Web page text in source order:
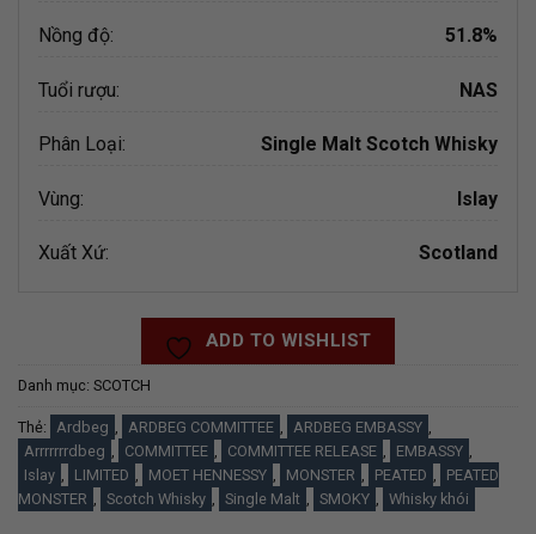
Nồng độ: 51.8%
Tuổi rượu: NAS
Phân Loại: Single Malt Scotch Whisky
Vùng: Islay
Xuất Xứ: Scotland
ADD TO WISHLIST
Danh mục: SCOTCH
Thẻ: Ardbeg ARDBEG COMMITTEE ARDBEG EMBASSY
Arrrrrrrdbeg
COMMITTEE COMMITTEE RELEASE EMBASSY
Islay
LIMITED MOET HENNESSY MONSTER PEATED
PEATED
MONSTER
Scotch Whisky Single Malt SMOKY Whisky khói